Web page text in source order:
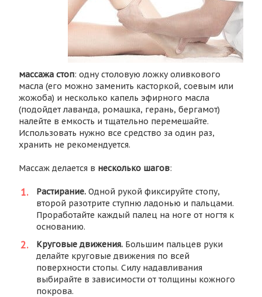
массажа стоп: одну столовую ложку оливкового
масла (его можно заменить касторкой, соевым или
жожоба) и несколько капель эфирного масла
(подойдет лаванда, ромашка, герань, бергамот)
налейте в емкость и тщательно перемешайте.
Использовать нужно все средство за один раз,
хранить не рекомендуется.
Массаж делается в несколько шагов:
Растирание. Одной рукой фиксируйте стопу,
второй разотрите ступню ладонью и пальцами.
Проработайте каждый палец на ноге от ногтя к
основанию.
Круговые движения. Большим пальцев руки
делайте круговые движения по всей
поверхности стопы. Силу надавливания
выбирайте в зависимости от толщины кожного
покрова.